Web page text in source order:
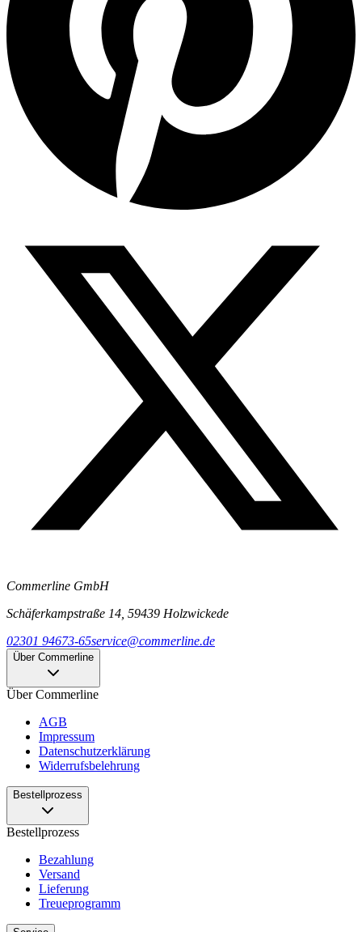
Commerline GmbH
Schäferkampstraße 14, 59439 Holzwickede
02301 94673-65service@commerline.de
Über Commerline
Über Commerline
AGB
Impressum
Datenschutzerklärung
Widerrufsbelehrung
Bestellprozess
Bestellprozess
Bezahlung
Versand
Lieferung
Treueprogramm